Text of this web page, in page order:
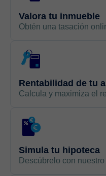
Valora tu inmueble
Obtén una tasación
Rentabilidad de tu
Calcula y maximiza el
Simula tu hipoteca
Descúbrelo con